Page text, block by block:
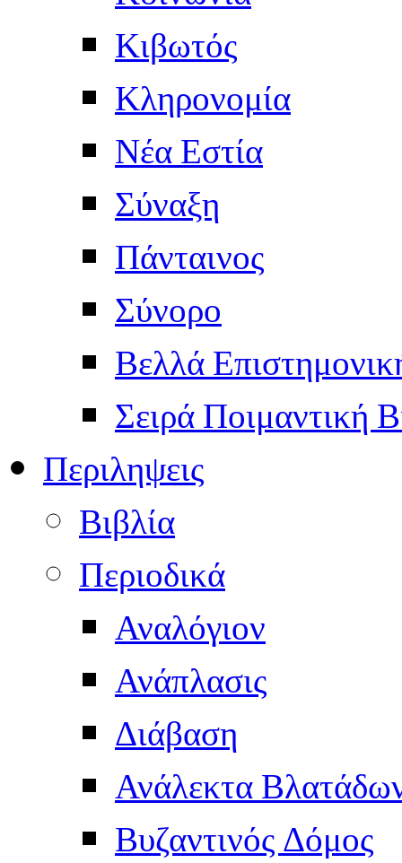
Κιβωτός
Κληρονομία
Νέα Εστία
Σύναξη
Πάνταινος
Σύνορο
Βελλά
Σειρά Ποιμαντική
Περιληψεις
Βιβλία
Περιοδικά
Αναλόγιον
Ανάπλασις
Διάβαση
Ανάλεκτα
Βυζαντινός Δόμος